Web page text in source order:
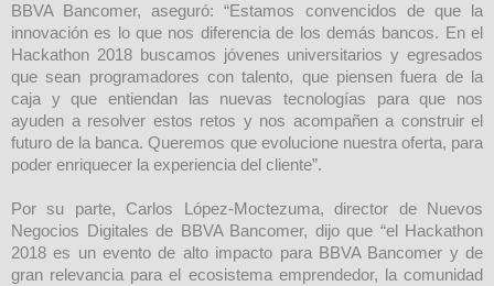
BBVA Bancomer, aseguró: “Estamos convencidos de que la
innovación es lo que nos diferencia de los demás bancos. En el
Hackathon 2018 buscamos jóvenes universitarios y egresados
que sean programadores con talento, que piensen fuera de la
caja y que entiendan las nuevas tecnologías para que nos
ayuden a resolver estos retos y nos acompañen a construir el
futuro de la banca. Queremos que evolucione nuestra oferta, para
poder enriquecer la experiencia del cliente”.
Por su parte, Carlos López-Moctezuma, director de Nuevos
Negocios Digitales de BBVA Bancomer, dijo que “el Hackathon
2018 es un evento de alto impacto para BBVA Bancomer y de
gran relevancia para el ecosistema emprendedor, la comunidad